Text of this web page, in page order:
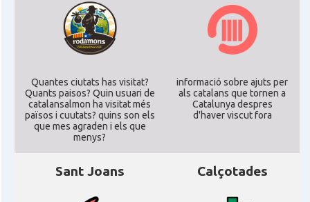
Quantes ciutats has visitat?
Quants paisos? Quin usuari de
catalansalmon ha visitat més
països i cuutats? quins son els
que mes agraden i els que
menys?
informació sobre ajuts per
als catalans que tornen a
Catalunya despres
d'haver viscut fora
Sant Joans Calçotades